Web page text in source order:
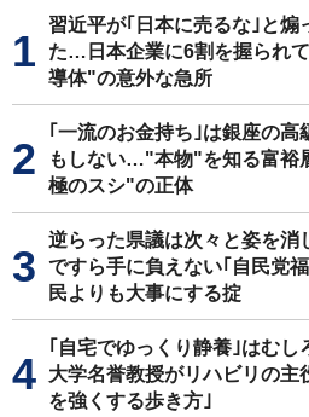
習近平が｢日本に売るな｣と煽
た…日本企業に6割を握られ
導体"の意外な急所
｢一流のお金持ち｣は銀座の高
もしない…"本物"を知る富裕
極のスシ"の正体
逆らった県議は次々と姿を
ですら手に負えない｢自民党
民よりも大事にする掟
｢自宅でゆっくり静養｣はむ
大学名誉教授がリハビリの主
を強くする歩き方｣